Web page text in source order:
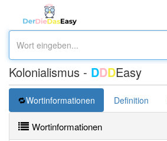
Kolonialismus - DDDEasy
Wortinformationen Definition
Wortinformationen